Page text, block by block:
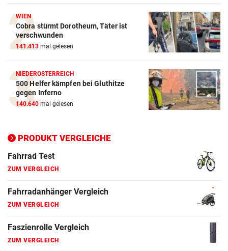
WIEN
Cobra stürmt Dorotheum, Täter ist
verschwunden
141.413 mal gelesen
NIEDERÖSTERREICH
500 Helfer kämpfen bei Gluthitze
gegen Inferno
140.640 mal gelesen
PRODUKT VERGLEICHE
Crosstrainer Vergleich
ZUM VERGLEICH
E-Bike Vergleich
ZUM VERGLEICH
Elektro-Scooter Vergleich
ZUM VERGLEICH
ZUM VERGLEICH
Fahrrad Test
ZUM VERGLEICH
Fahrradanhänger Vergleich
ZUM VERGLEICH
Faszienrolle Vergleich
ZUM VERGLEICH